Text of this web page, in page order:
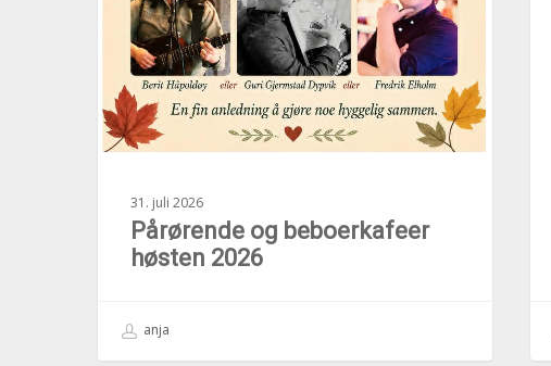
31. juli 2026
Pårørende og beboerkafeer
høsten 2026
anja